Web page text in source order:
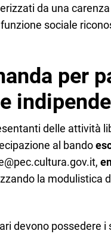
da una
sociale
per
delle attività
al bando
la modulistica
devono possedere i